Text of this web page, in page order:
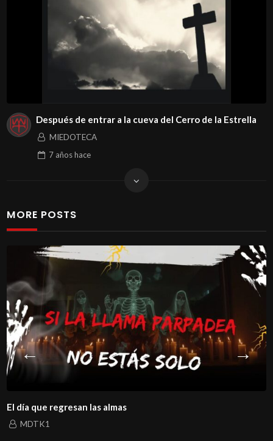
Después de entrar a la cueva del Cerro de la Estrella
MIEDOTECA
7 añoshace
MORE POSTS
El día que regresan las almas
MDTK1